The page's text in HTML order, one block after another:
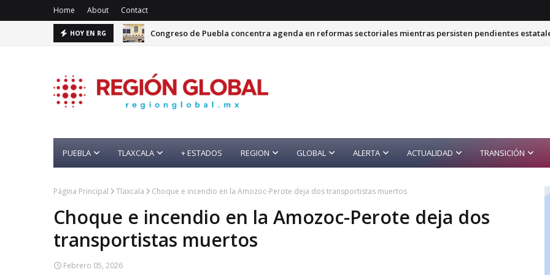
Home About Contact
HOY EN RG Congreso de Puebla concentra agenda en reformas sectoriales mientras persisten pendientes
PUEBLA TLAXCALA + ESTADOS REGION GLOBAL ALERTA ACTUALIDAD TRANSICIÓN
Página Principal Tlaxcala Choque e incendio en la Amozoc-Perote deja dos transportistas muertos
Choque e incendio en la Amozoc-Perote deja dos
transportistas muertos
Febrero 05, 2026